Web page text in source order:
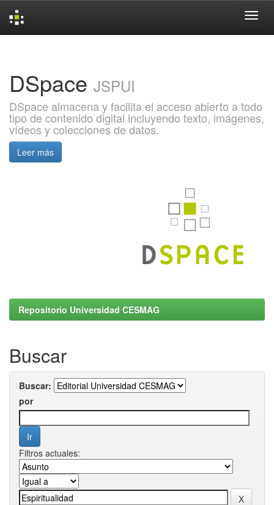
DSpace JSPUI
DSpace almacena y facilita el acceso abierto a todo
tipo de contenido digital incluyendo texto, imágenes,
vídeos y colecciones de datos.
Leer más
Repositorio Universidad CESMAG
Buscar
Buscar:
por
Filtros actuales: